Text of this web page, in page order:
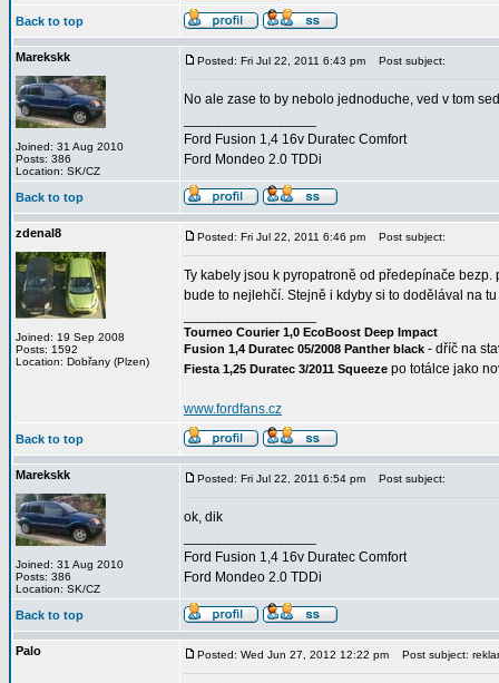
Back to top
Marekskk
Joined: 31 Aug 2010
Posts: 386
Location: SK/CZ
Posted: Fri Jul 22, 2011 6:43 pm Post subject:
No ale zase to by nebolo jednoduche, ved v tom
Ford Fusion 1,4 16v Duratec Comfort
Ford Mondeo 2.0 TDDi
Back to top
zdenal8
Joined: 19 Sep 2008
Posts: 1592
Location: Dobřany (Plzen)
Posted: Fri Jul 22, 2011 6:46 pm Post subject:
Ty kabely jsou k pyropatroně od předepínače
bude to nejlehčí. Stejně i kdyby si to dodělával na
Tourneo Courier 1,0 EcoBoost Deep Impact
Fusion 1,4 Duratec 05/2008 Panther black - dříč na
Fiesta 1,25 Duratec 3/2011 Squeeze po totálce jako
www.fordfans.cz
Back to top
Marekskk
Joined: 31 Aug 2010
Posts: 386
Location: SK/CZ
Posted: Fri Jul 22, 2011 6:54 pm Post subject:
ok, dik
Ford Fusion 1,4 16v Duratec Comfort
Ford Mondeo 2.0 TDDi
Back to top
Palo Posted: Wed Jun 27, 2012 12:22 pm Post subject: